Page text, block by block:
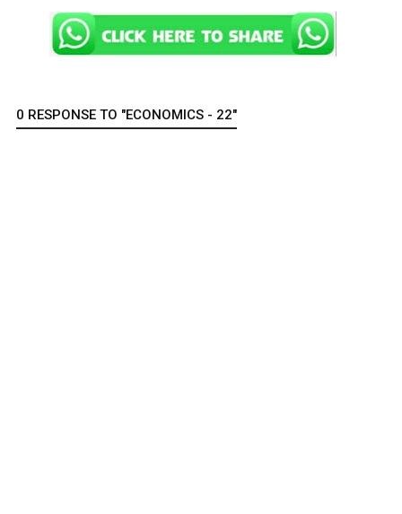
0 RESPONSE TO "ECONOMICS - 22"